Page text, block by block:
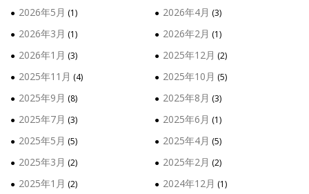
2026年5月 (1) 2026年4月 (3)
2026年3月 (1) 2026年2月 (1)
2026年1月 (3) 2025年12月 (2)
2025年11月 (4) 2025年10月 (5)
2025年9月 (8) 2025年8月 (3)
2025年7月 (3) 2025年6月 (1)
2025年5月 (5) 2025年4月 (5)
2025年3月 (2) 2025年2月 (2)
2025年1月 (2) 2024年12月 (1)